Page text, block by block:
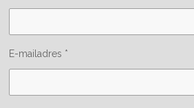
E-mailadres *